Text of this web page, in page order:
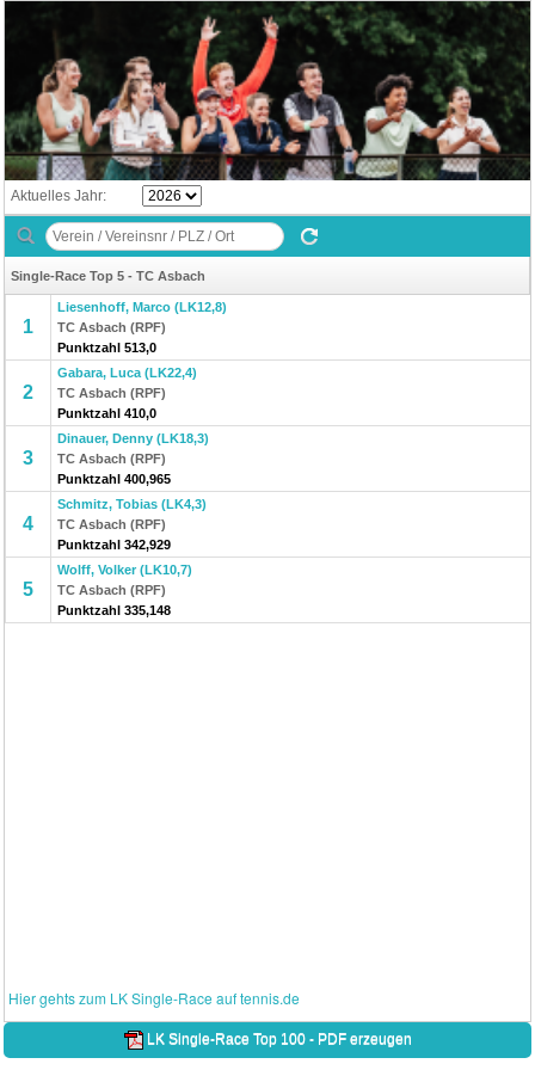
Aktuelles Jahr:
Single-Race Top 5 - TC Asbach
1
Liesenhoff, Marco (LK12,8)
TC Asbach (RPF)
Punktzahl 513,0
2
Gabara, Luca (LK22,4)
TC Asbach (RPF)
Punktzahl 410,0
3
Dinauer, Denny (LK18,3)
TC Asbach (RPF)
Punktzahl 400,965
4
Schmitz, Tobias (LK4,3)
TC Asbach (RPF)
Punktzahl 342,929
5
Wolff, Volker (LK10,7)
TC Asbach (RPF)
Punktzahl 335,148
Hier gehts zum LK Single-Race auf tennis.de
LK Single-Race Top 100 - PDF erzeugen